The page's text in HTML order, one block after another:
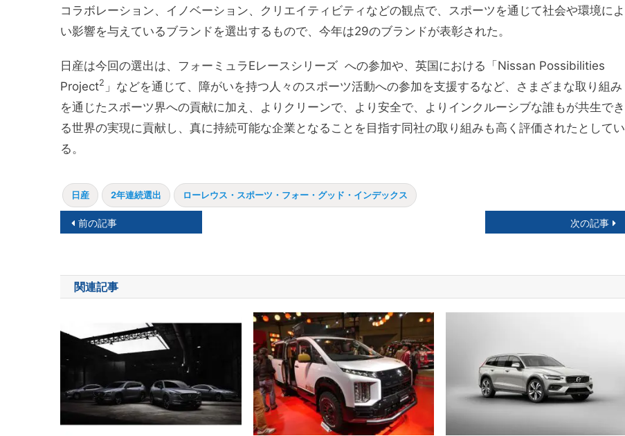
コラボレーション、イノベーション、クリエイティビティなどの観点で、スポーツを通じて社会や環境によ
い影響を与えているブランドを選出するもので、今年は29のブランドが表彰された。
日産は今回の選出は、フォーミュラEレースシリーズ への参加や、英国における「Nissan Possibilities
Project2 」などを通じて、障がいを持つ人々のスポーツ活動への参加を支援するなど、さまざまな取り組み
を通じたスポーツ界への貢献に加え、よりクリーンで、より安全で、よりインクルーシブな誰もが共生でき
る世界の実現に貢献し、真に持続可能な企業となることを目指す同社の取り組みも高く評価されたとしてい
る。
日産 2年連続選出 ローレウス・スポーツ・フォー・グッド・インデックス
投
ナ
ビ
ゲ
ー
シ
ョ
前の記事 次の記事
関連記事